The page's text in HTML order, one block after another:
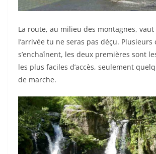
La route, au milieu des montagnes, vaut
l’arrivée tu ne seras pas déçu. Plusieurs
s’enchaînent, les deux premières sont
les plus faciles d’accès, seulement
de marche.